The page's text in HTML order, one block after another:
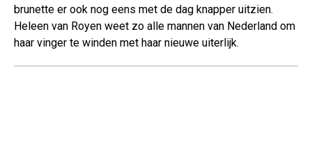
brunette er ook nog eens met de dag knapper uitzien.
Heleen van Royen weet zo alle mannen van Nederland om
haar vinger te winden met haar nieuwe uiterlijk.